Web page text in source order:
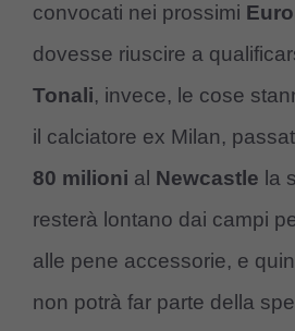
convocati nei prossimi
dovesse riuscire a
Tonali, invece, le cose
il calciatore ex Milan,
80 milioni al Newcastle la
resterà lontano dai campi
alle pene accessorie, e
non potrà far parte della